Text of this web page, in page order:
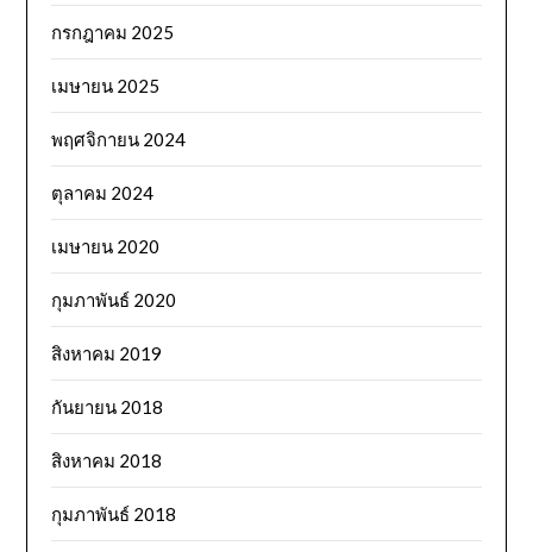
กรกฎาคม 2025
เมษายน 2025
พฤศจิกายน 2024
ตุลาคม 2024
เมษายน 2020
กุมภาพันธ์ 2020
สิงหาคม 2019
กันยายน 2018
สิงหาคม 2018
กุมภาพันธ์ 2018